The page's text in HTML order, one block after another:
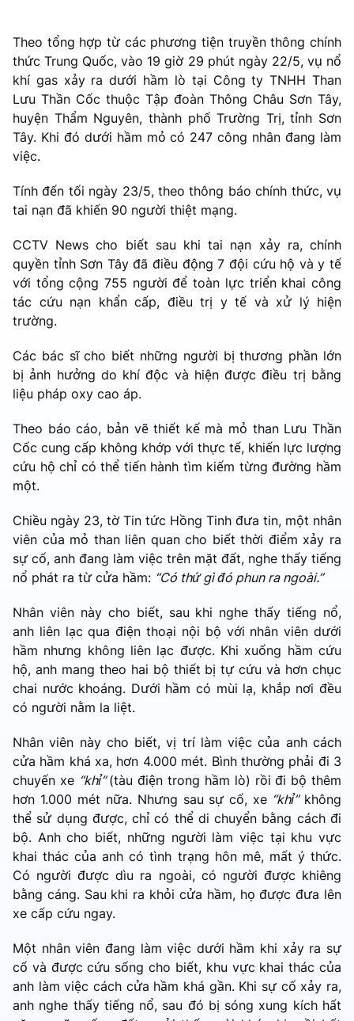
Theo tổng hợp từ các phương tiện truyền thông chính
thức Trung Quốc, vào 19 giờ 29 phút ngày 22/5, vụ nổ
khí gas xảy ra dưới hầm lò tại Công ty TNHH Than
Lưu Thần Cốc thuộc Tập đoàn Thông Châu Sơn Tây,
huyện Thẩm Nguyên, thành phố Trường Trị, tỉnh Sơn
Tây. Khi đó dưới hầm mỏ có 247 công nhân đang làm
việc.
Tính đến tối ngày 23/5, theo thông báo chính thức, vụ
tai nạn đã khiến 90 người thiệt mạng.
CCTV News cho biết sau khi tai nạn xảy ra, chính
quyền tỉnh Sơn Tây đã điều động 7 đội cứu hộ và y tế
với tổng cộng 755 người để toàn lực triển khai công
tác cứu nạn khẩn cấp, điều trị y tế và xử lý hiện
trường.
Các bác sĩ cho biết những người bị thương phần lớn
bị ảnh hưởng do khí độc và hiện được điều trị bằng
liệu pháp oxy cao áp.
Theo báo cáo, bản vẽ thiết kế mà mỏ than Lưu Thần
Cốc cung cấp không khớp với thực tế, khiến lực lượng
cứu hộ chỉ có thể tiến hành tìm kiếm từng đường hầm
một.
Chiều ngày 23, tờ Tin tức Hồng Tinh đưa tin, một nhân
viên của mỏ than liên quan cho biết thời điểm xảy ra
sự cố, anh đang làm việc trên mặt đất, nghe thấy tiếng
nổ phát ra từ cửa hầm: “Có thứ gì đó phun ra ngoài.”
Nhân viên này cho biết, sau khi nghe thấy tiếng nổ,
anh liên lạc qua điện thoại nội bộ với nhân viên dưới
hầm nhưng không liên lạc được. Khi xuống hầm cứu
hộ, anh mang theo hai bộ thiết bị tự cứu và hơn chục
chai nước khoáng. Dưới hầm có mùi lạ, khắp nơi đều
có người nằm la liệt.
Nhân viên này cho biết, vị trí làm việc của anh cách
cửa hầm khá xa, hơn 4.000 mét. Bình thường phải đi 3
chuyến xe “khỉ”(tàu điện trong hầm lò) rồi đi bộ thêm
hơn 1.000 mét nữa. Nhưng sau sự cố, xe “khỉ”không
thể sử dụng được, chỉ có thể di chuyển bằng cách đi
bộ. Anh cho biết, những người làm việc tại khu vực
khai thác của anh có tình trạng hôn mê, mất ý thức.
Có người được dìu ra ngoài, có người được khiêng
bằng cáng. Sau khi ra khỏi cửa hầm, họ được đưa lên
xe cấp cứu ngay.
Một nhân viên đang làm việc dưới hầm khi xảy ra sự
cố và được cứu sống cho biết, khu vực khai thác của
anh làm việc cách cửa hầm khá gần. Khi sự cố xảy ra,
anh nghe thấy tiếng nổ, sau đó bị sóng xung kích hất